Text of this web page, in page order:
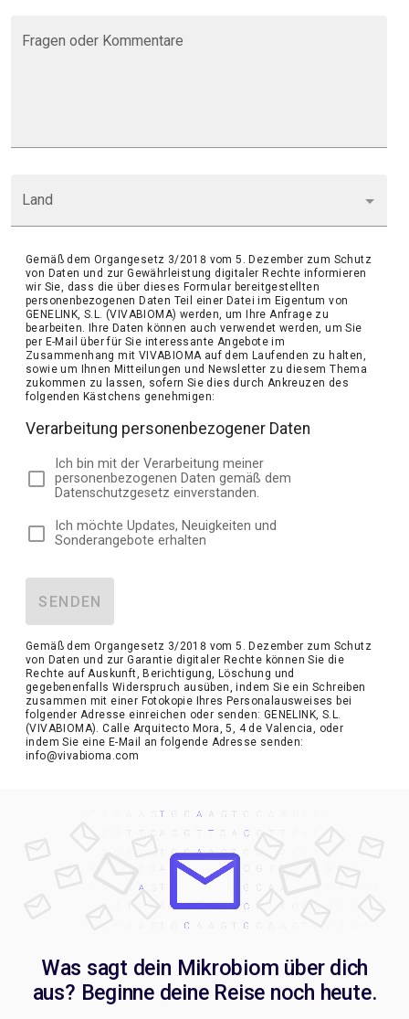
Fragen oder Kommentare
Land
Gemäß dem Organgesetz 3/2018 vom 5. Dezember zum Schutz
von Daten und zur Gewährleistung digitaler Rechte informieren
wir Sie, dass die über dieses Formular bereitgestellten
personenbezogenen Daten Teil einer Datei im Eigentum von
GENELINK, S.L. (VIVABIOMA) werden, um Ihre Anfrage zu
bearbeiten. Ihre Daten können auch verwendet werden, um Sie
per E-Mail über für Sie interessante Angebote im
Zusammenhang mit VIVABIOMA auf dem Laufenden zu halten,
sowie um Ihnen Mitteilungen und Newsletter zu diesem Thema
zukommen zu lassen, sofern Sie dies durch Ankreuzen des
folgenden Kästchens genehmigen:
Verarbeitung personenbezogener Daten
Ich bin mit der Verarbeitung meiner
personenbezogenen Daten gemäß dem
Datenschutzgesetz einverstanden.
Ich möchte Updates, Neuigkeiten und
Sonderangebote erhalten
SENDEN
Gemäß dem Organgesetz 3/2018 vom 5. Dezember zum Schutz
von Daten und zur Garantie digitaler Rechte können Sie die
Rechte auf Auskunft, Berichtigung, Löschung und
gegebenenfalls Widerspruch ausüben, indem Sie ein Schreiben
zusammen mit einer Fotokopie Ihres Personalausweises bei
folgender Adresse einreichen oder senden: GENELINK, S.L.
(VIVABIOMA). Calle Arquitecto Mora, 5, 4 de Valencia, oder
indem Sie eine E-Mail an folgende Adresse senden:
info@vivabioma.com
Was sagt dein Mikrobiom über dich
aus? Beginne deine Reise noch heute.